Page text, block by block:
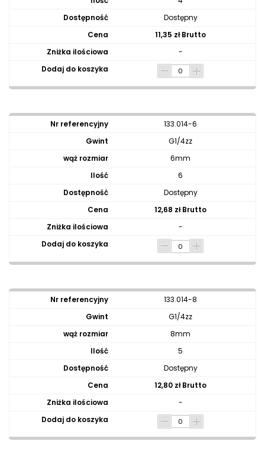
Dostępny
11,35 zł Brutto
-
133.014-6
G1/4zz
6mm
6
Dostępny
12,68 zł Brutto
-
133.014-8
G1/4zz
8mm
5
Dostępny
12,80 zł Brutto
-